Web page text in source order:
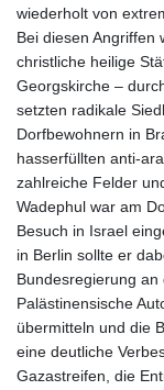
wiederholt von
Bei diesen Angriffen
christliche heilige
Georgskirche –
setzten radikale
Dorfbewohnern in
hasserfüllten anti-
zahlreiche Felder
Wadephul war am
Besuch in Israel
in Berlin sollte er
Bundesregierung
Palästinensische
übermitteln und die
eine deutliche
Gazastreifen, die